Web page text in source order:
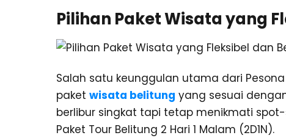
Pilihan Paket Wisata yang
Salah satu keunggulan utama dari
paket wisata belitung yang sesuai
berlibur singkat tapi tetap menikmati
Paket Tour Belitung 2 Hari 1 Malam (2D1N).